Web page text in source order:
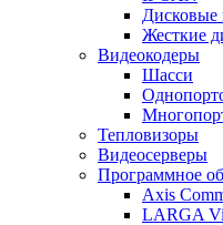
Дисковые
Жесткие
Видеокодеры
Шасси
Тепловизоры
Видеосерверы
Программное
Axis
LARGA